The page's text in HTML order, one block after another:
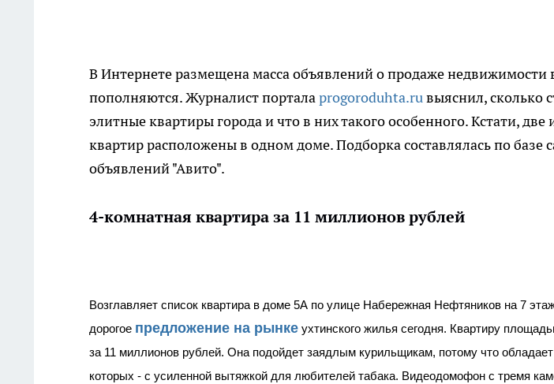
В Интернете размещена масса объявлений о продаже недвижимости
пополняются. Журналист порталаprogoroduhta.ruвыяснил, сколько
элитные квартиры города и что в них такого особенного. Кстати,
квартир расположены в одном доме. Подборка составлялась по базе
объявлений "Авито".
4-комнатная квартира за 11 миллионов рублей
Возглавляет список квартира в доме 5А по улице Набережная Нефтяников на 7
дорогое предложение на рынке ухтинского жилья сегодня. Квартиру
за 11 миллионов рублей. Она подойдет заядлым курильщикам, потому что
которых - с усиленной вытяжкой для любителей табака. Видеодомофон с тремя